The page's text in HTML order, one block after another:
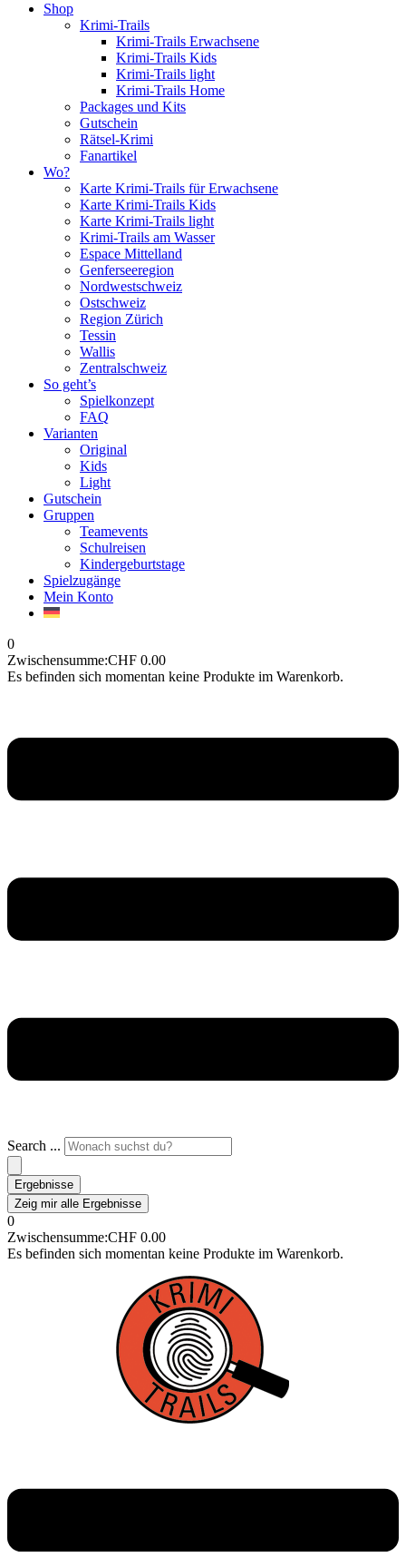
Shop
Krimi-Trails
Krimi-Trails Erwachsene
Krimi-Trails Kids
Krimi-Trails light
Krimi-Trails Home
Packages und Kits
Gutschein
Rätsel-Krimi
Fanartikel
Wo?
Karte Krimi-Trails für Erwachsene
Karte Krimi-Trails Kids
Karte Krimi-Trails light
Krimi-Trails am Wasser
Espace Mittelland
Genferseeregion
Nordwestschweiz
Ostschweiz
Region Zürich
Tessin
Wallis
Zentralschweiz
So geht’s
Spielkonzept
FAQ
Varianten
Original
Kids
Light
Gutschein
Gruppen
Teamevents
Schulreisen
Kindergeburtstage
Spielzugänge
Mein Konto
0
Zwischensumme:CHF 0.00
Es befinden sich momentan keine Produkte im Warenkorb.
Search ...
Ergebnisse
Zeig mir alle Ergebnisse
0
Zwischensumme:CHF 0.00
Es befinden sich momentan keine Produkte im Warenkorb.